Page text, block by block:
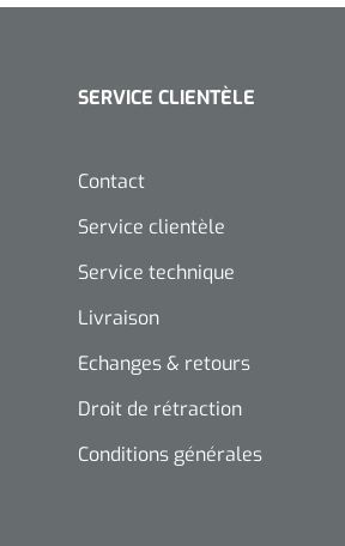
SERVICE CLIENTÈLE
Contact
Service clientèle
Service technique
Livraison
Echanges & retours
Droit de rétraction
Conditions générales